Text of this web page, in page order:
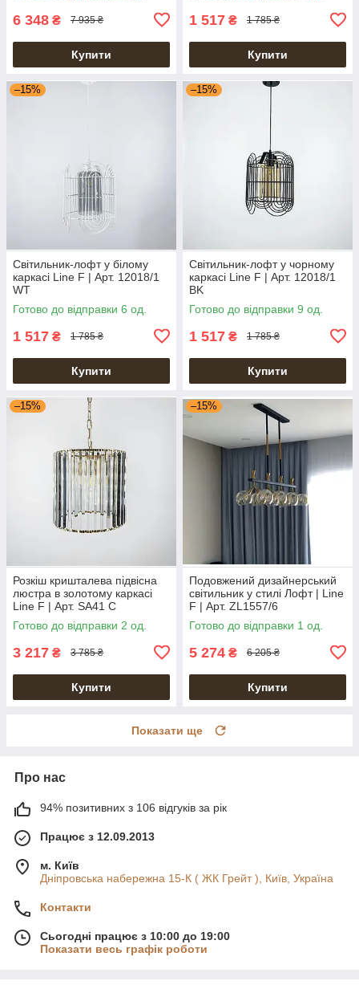
6 348 ₴ 7 935 ₴
Купити
1 517 ₴ 1 785 ₴
Купити
–15%
Світильник-лофт у білому
каркасі Line F | Арт. 12018/1
WT
Готово до відправки 6 од.
1 517 ₴ 1 785 ₴
Купити
–15%
Світильник-лофт у чорному
каркасі Line F | Арт. 12018/1
BK
Готово до відправки 9 од.
1 517 ₴ 1 785 ₴
Купити
–15%
Розкіш кришталева підвісна
люстра в золотому каркасі
Line F | Арт. SA41 C
Готово до відправки 2 од.
3 217 ₴ 3 785 ₴
Купити
–15%
Подовжений дизайнерський
світильник у стилі Лофт | Line
F | Арт. ZL1557/6
Готово до відправки 1 од.
5 274 ₴ 6 205 ₴
Купити
Показати ще
Про нас
94% позитивних з 106 відгуків за рік
Працює з 12.09.2013
м. Київ
Дніпровська набережна 15-К ( ЖК Грейт ), Київ, Україна
Контакти
Сьогодні працює з 10:00 до 19:00
Показати весь графік роботи